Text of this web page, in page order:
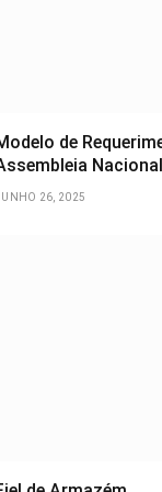
de
Nacional
26, 2025